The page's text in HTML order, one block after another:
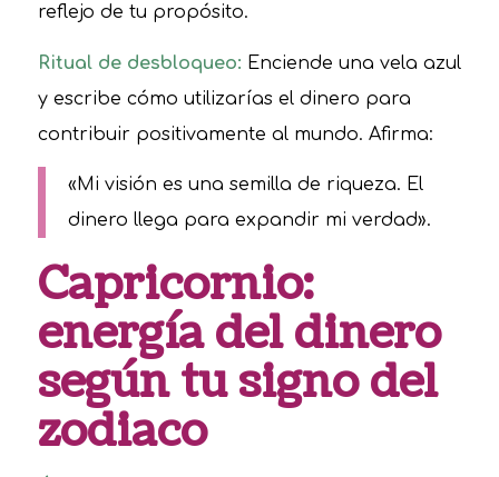
reflejo de tu propósito.
Ritual de desbloqueo: Enciende una vela azul
y escribe cómo utilizarías el dinero para
contribuir positivamente al mundo. Afirma:
«Mi visión es una semilla de riqueza. El
dinero llega para expandir mi verdad».
Capricornio:
energía del dinero
según tu signo del
zodiaco